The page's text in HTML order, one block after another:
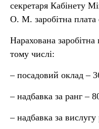
секретаря Кабінету
О. М. заробітна плата
Нарахована
тому числі:
– посадовий оклад –
– надбавка за ранг –
– надбавка за